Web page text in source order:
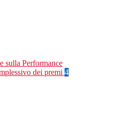
sulla Performance
dei premi 4